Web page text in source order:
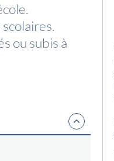
ou subis à